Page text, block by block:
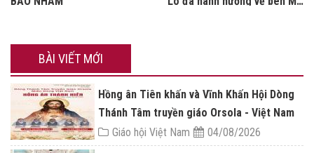
BÀI VIẾT MỚI
Hồng ân Tiên khấn và Vĩnh Khấn Hội Dòng
Thánh Tâm truyền giáo Orsola - Việt Nam
Giáo hội Việt Nam
04/08/2026